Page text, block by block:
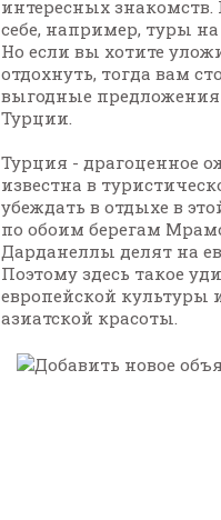
интересных
себе, например, туры
Но если вы хотите
отдохнуть, тогда вам
выгодные предложения
Турции.
Турция - драгоценное
известна в
убеждать в отдыхе в
по обоим берегам
Дарданеллы делят на
Поэтому здесь такое
европейской культуры
азиатской красоты.